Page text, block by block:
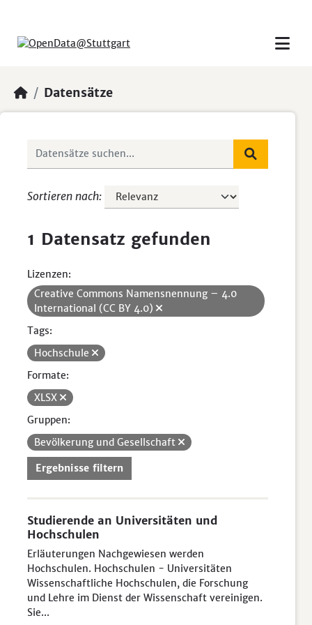
Datensätze
Sortieren nach
1 Datensatz gefunden
Lizenzen:
Creative Commons Namensnennung – 4.0
International (CC BY 4.0)
Tags:
Hochschule
Formate:
XLSX
Gruppen:
Bevölkerung und Gesellschaft
Ergebnisse filtern
Studierende an Universitäten und
Hochschulen
Erläuterungen Nachgewiesen werden
Hochschulen. Hochschulen - Universitäten
Wissenschaftliche Hochschulen, die Forschung
und Lehre im Dienst der Wissenschaft vereinigen.
Sie...